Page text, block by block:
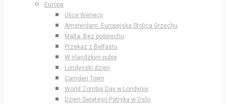
Europa
Ulice Wenecji
Amsterdam: Europejska Stolica Grzechu
Malta: Bez pośpiechu
Przekaz z Belfastu
W irlandzkim pubie
Londyński dzień
Camden Town
World Zombie Day w Londynie
Dzień Świętego Patryka w Oslo